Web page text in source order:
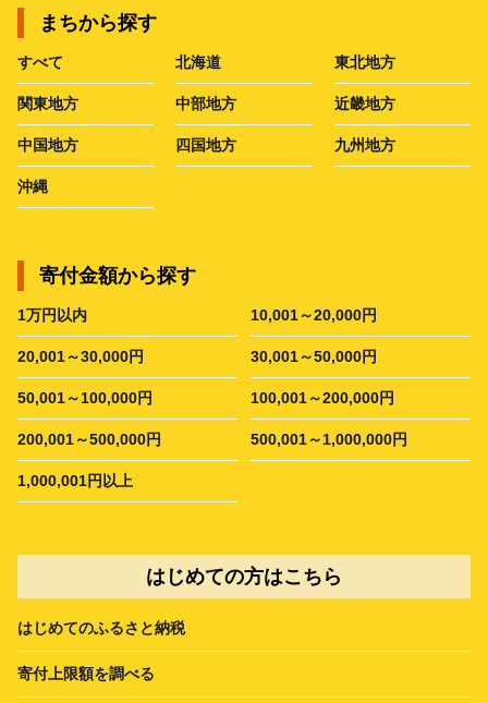
まちから探す
すべて 北海道 東北地方
関東地方 中部地方 近畿地方
中国地方 四国地方 九州地方
沖縄
寄付金額から探す
1万円以内 10,001～20,000円
20,001～30,000円 30,001～50,000円
50,001～100,000円 100,001～200,000円
200,001～500,000円 500,001～1,000,000円
1,000,001円以上
はじめての方はこちら
はじめてのふるさと納税
寄付上限額を調べる